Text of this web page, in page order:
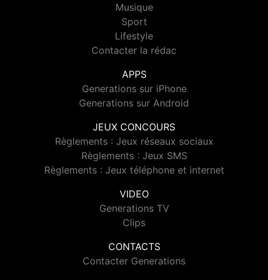
Musique
Sport
Lifestyle
Contacter la rédac
APPS
Generations sur iPhone
Generations sur Android
JEUX CONCOURS
Règlements : Jeux réseaux sociaux
Règlements : Jeux SMS
Règlements : Jeux téléphone et internet
VIDEO
Generations TV
Clips
CONTACTS
Contacter Generations